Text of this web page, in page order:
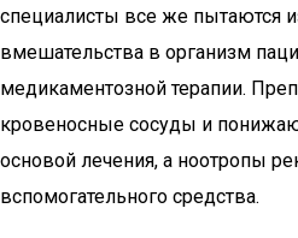
специалисты все же пытаются
вмешательства в организм
медикаментозной терапии.
кровеносные сосуды и
основой лечения, а ноотропы
вспомогательного средства.